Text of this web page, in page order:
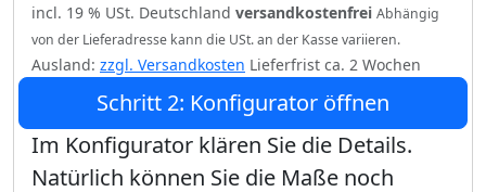
incl. 19 % USt. Deutschland versandkostenfrei Abhängig
von der Lieferadresse kann die USt. an der Kasse variieren.
Ausland: zzgl. Versandkosten Lieferfrist ca. 2 Wochen
Schritt 2: Konfigurator öffnen
Im Konfigurator klären Sie die Details.
Natürlich können Sie die Maße noch